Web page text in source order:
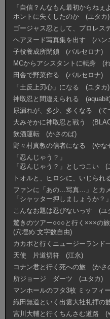
「自信？んなもん最初からねぇ
ホントに失くしたのか (ユタカ)
ゴージャス忍として、プロレ
ヘアヌード写真集を出す (ハン
子役養成所閉鎖 (バルセロナ)
MCからアシスタントに転身 (
田舎で野菜作る (バルセロナ)
「土反上刃心」になる (ユタカ)
神取忍と間違えられる
尿漏れが、多少、多くなる (て
大みそかに神取忍と戦う
飲酒運転 (かさのば)
野々村真教の信者になる (やな
「忍んじゃう？」
「忍んじゃう？」としつこい (
トオルと、ヒロシに、いじら
ファンに「あの…写真…」とカ
「シャッター押しましょうか
こんなお題は忍びないっす (ユ
驚きのツアー○○○と行く×××の旅
(穴埋め:文字数自由)
カカポと行くニュージーラン
天使 片道切符 (江永)
コナン君と行く死への旅 (かさ
所ジョージ ダーツ (ユタカ)
マンホールのフタ3枚 ミッフィ
織田無道といく出雲大社礼拝
宮川大輔と行くちんさむ道路 (